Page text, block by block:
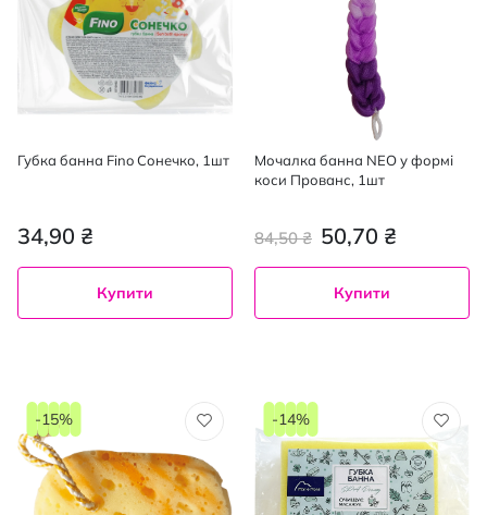
Губка банна Fino Сонечко, 1шт
34,90 ₴
Купити
Мочалка банна NEO у формі
коси Прованс, 1шт
50,70 ₴
84,50 ₴
Купити
-15% -14%